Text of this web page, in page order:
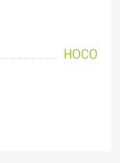
HOCO